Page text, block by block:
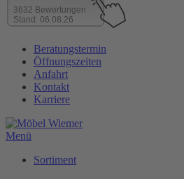
3632 Bewertungen
Stand: 06.08.26
Inhalt
wechseln
Beratungstermin
Öffnungszeiten
Anfahrt
Kontakt
Karriere
Menü
Sortiment